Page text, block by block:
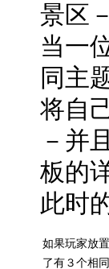
景区
当一
同主
将自
－并
板的
此时
如果玩家放
了有３个相